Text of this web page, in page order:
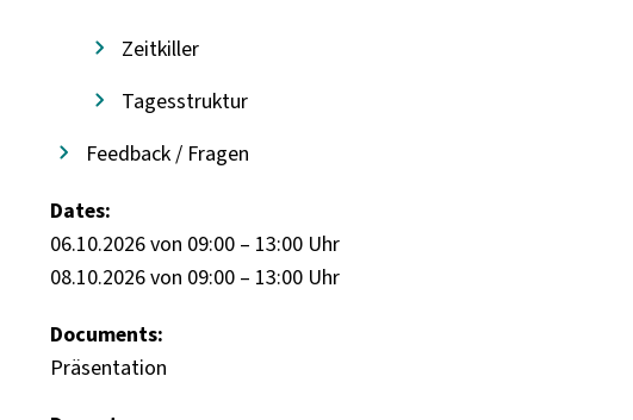
Zeitkiller
Tagesstruktur
Feedback / Fragen
Dates:
06.10.2026 von 09:00 – 13:00 Uhr
08.10.2026 von 09:00 – 13:00 Uhr
Documents:
Präsentation